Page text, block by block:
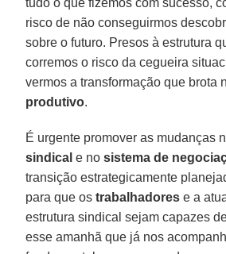
risco de não conseguirmos
sobre o futuro. Presos à estrutura
corremos o risco da cegueira
vermos a transformação que brota
produtivo.
É urgente promover as mudanças
sindical e nosistema de
transição estrategicamente
para que ostrabalhadores e a
estrutura sindical sejam capazes
esse amanhã que já nos